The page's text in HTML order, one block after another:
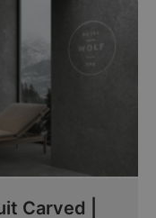
Carved |